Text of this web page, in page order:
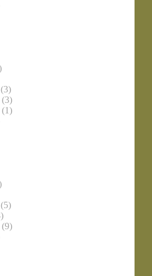
(3)
(3)
(1)
(5)
(9)